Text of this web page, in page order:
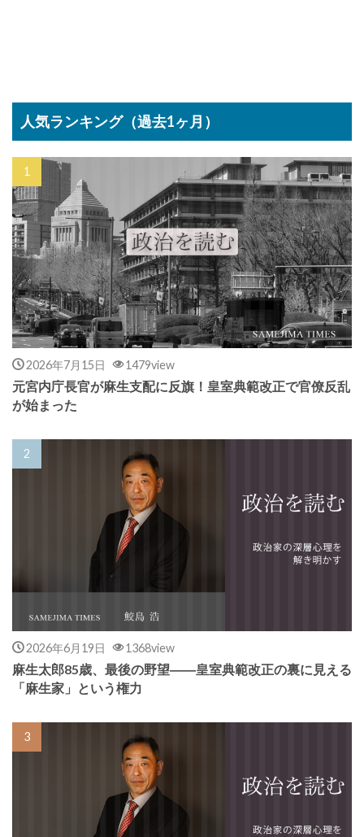
人気ランキング（過去1ヶ月）
2026年7月15日 1479view
元宮内庁長官が麻生支配に反旗！皇室典範改正で官僚反乱
が始まった
2026年6月19日 1368view
麻生太郎85歳、最後の野望――皇室典範改正の裏に見える
「麻生家」という権力